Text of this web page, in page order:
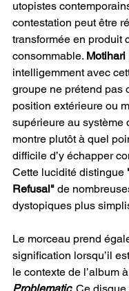
utopistes
contestation peut être
transformée en produit
consommable. Motihari
intelligemment avec
groupe ne prétend pas
position extérieure ou
supérieure au système
montre plutôt à quel
difficile d’y échapper
Cette lucidité distingue
Refusal" de
dystopiques plus
Le morceau prend
signification lorsqu’il
le contexte de l’album